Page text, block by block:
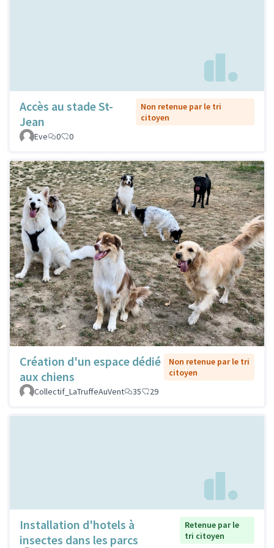
Accès au stade St-
Jean
Non retenue par le tri
citoyen
Eve
0 0
Création d'un espace dédié
aux chiens
Non retenue par le tri
citoyen
Collectif_LaTruffeAuVent
35 29
Installation d'hotels à
insectes dans les parcs
Retenue par le
tri citoyen